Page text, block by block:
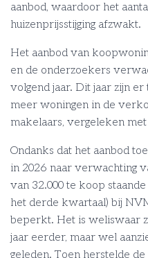
aanbod, waardoor het
huizenprijsstijging afzwakt.
Het aanbod van
en de onderzoekers
volgend jaar. Dit jaar zijn
meer woningen in de
makelaars, vergeleken
Ondanks dat het aanbod
in 2026 naar verwachting
van 32.000 te koop
het derde kwartaal) bij
beperkt. Het is weliswaar
jaar eerder, maar wel
geleden. Toen herstelde